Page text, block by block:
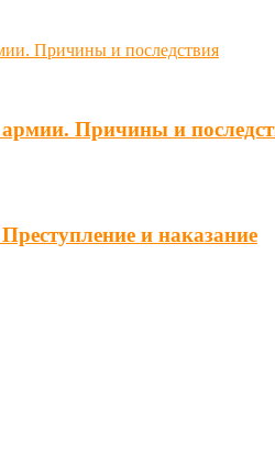
Причины и
и наказание